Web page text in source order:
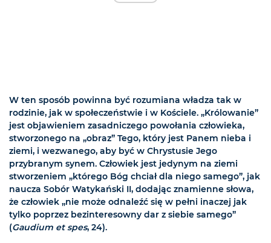
W ten sposób powinna być rozumiana władza tak w
rodzinie, jak w społeczeństwie i w Kościele. „Królowanie”
jest objawieniem zasadniczego powołania człowieka,
stworzonego na „obraz” Tego, który jest Panem nieba i
ziemi, i wezwanego, aby być w Chrystusie Jego
przybranym synem. Człowiek jest jedynym na ziemi
stworzeniem „którego Bóg chciał dla niego samego”, jak
naucza Sobór Watykański II, dodając znamienne słowa,
że człowiek „nie może odnaleźć się w pełni inaczej jak
tylko poprzez bezinteresowny dar z siebie samego”
(Gaudium et spes, 24).